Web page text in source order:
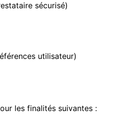
sécurisé)
utilisateur)
les finalités suivantes :